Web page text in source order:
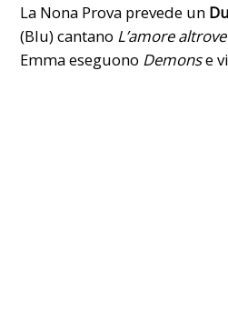
La Nona Prova prevede un
(Blu) cantano L’amore altrove
Emma eseguono Demonse